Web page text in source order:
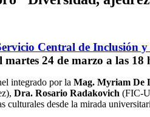
Central de Inclusión
martes 24 de marzo a las
integrado por la Mag. Myriam De
Dra. Rosario Radakovich (FIC-
culturales desde la mirada